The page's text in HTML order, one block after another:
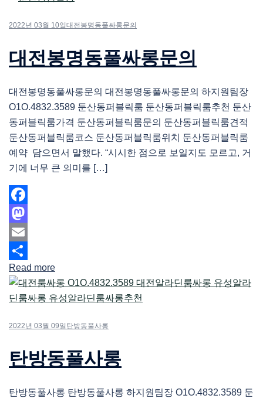
2022년 03월 10일 대전봉명동풀싸롱문의
대전봉명동풀싸롱문의
대전봉명동풀싸롱문의 대전봉명동풀싸롱문의 하지원팀장
O1O.4832.3589 둔산동퍼블릭룸 둔산동퍼블릭룸추천 둔산
동퍼블릭룸가격 둔산동퍼블릭룸문의 둔산동퍼블릭룸견적
둔산동퍼블릭룸코스 둔산동퍼블릭룸위치 둔산동퍼블릭룸
예약 담으면서 말했다. “시시한 점으로 보일지도 모르고, 거
기에 너무 큰 의미를 […]
Facebook
Mastodon
Email
Share
Read more
2022년 03월 09일 탄방동풀사롱
탄방동풀사롱
탄방동풀사롱 탄방동풀사롱 하지원팀장 O1O.4832.3589 둔